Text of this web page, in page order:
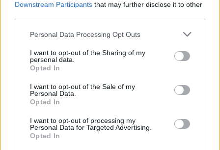
Downstream Participants that may further disclose it to other
Please note that this website/app uses one or more Google
not limited to your visit or usage behaviour. You may click to
grant or deny consent to Google and its third-party tags to
use your data for below specified purposes in below Google
consent section.
Personal Data Processing Opt Outs
I want to opt-out of the Sharing of my
personal data.
Opted In
I want to opt-out of the Sale of my
Personal Data.
Opted In
I want to opt-out of processing my
Personal Data for Targeted Advertising.
Opted In
Népszerű